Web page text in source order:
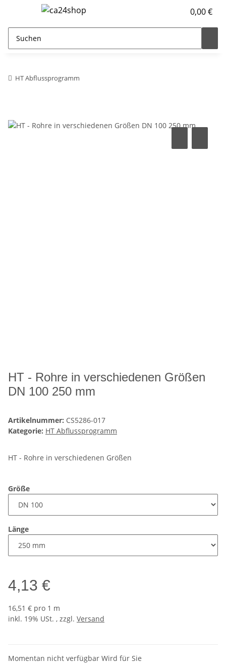
0,00 €
HT Abflussprogramm
HT - Rohre in verschiedenen Größen
DN 100 250 mm
Artikelnummer: CS5286-017
Kategorie: HT Abflussprogramm
HT - Rohre in verschiedenen Größen
Größe
Länge
4,13 €
16,51 € pro 1 m
inkl. 19% USt. , zzgl. Versand
Momentan nicht verfügbar Wird für Sie